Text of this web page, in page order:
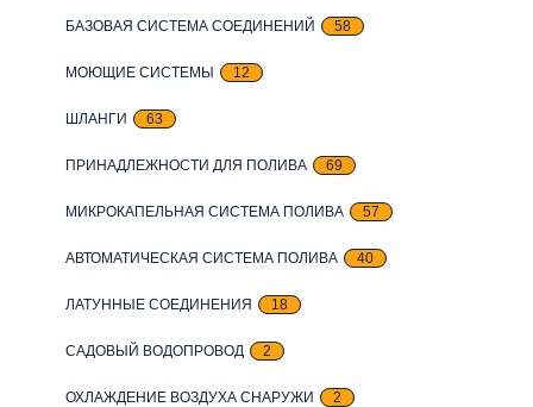
БАЗОВАЯ СИСТЕМА СОЕДИНЕНИЙ 58
МОЮЩИЕ СИСТЕМЫ 12
ШЛАНГИ 63
ПРИНАДЛЕЖНОСТИ ДЛЯ ПОЛИВА 69
МИКРОКАПЕЛЬНАЯ СИСТЕМА ПОЛИВА 57
АВТОМАТИЧЕСКАЯ СИСТЕМА ПОЛИВА 40
ЛАТУННЫЕ СОЕДИНЕНИЯ 18
САДОВЫЙ ВОДОПРОВОД 2
ОХЛАЖДЕНИЕ ВОЗДУХА СНАРУЖИ 2